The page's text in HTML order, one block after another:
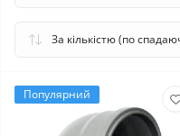
Популярний